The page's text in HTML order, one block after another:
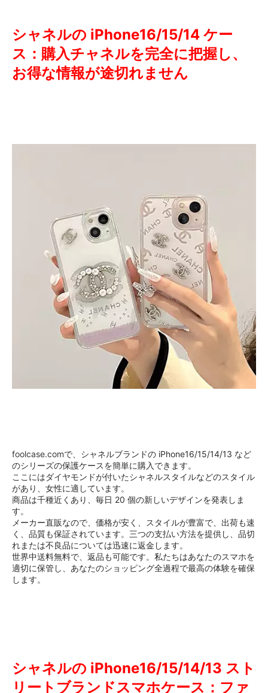
シャネルの iPhone16/15/14 ケー
ス：購入チャネルを完全に把握し、
お得な情報が途切れません
foolcase.comで、シャネルブランドの iPhone16/15/14/13 など
のシリーズの保護ケースを簡単に購入できます。
ここにはダイヤモンドが付いたシャネルスタイルなどのスタイル
があり、女性に適しています。
商品は千種近くあり、毎日 20 個の新しいデザインを発表しま
す。
メーカー直販なので、価格が安く、スタイルが豊富で、出荷も速
く、品質も保証されています。三つの支払い方法を提供し、品切
れまたは不良品については迅速に返金します。
世界中送料無料で、返品も可能です。私たちはあなたのスマホを
適切に保管し、あなたのショッピング全過程で最高の体験を確保
します。
シャネルの iPhone16/15/14/13 スト
リートブランドスマホケース：ファ